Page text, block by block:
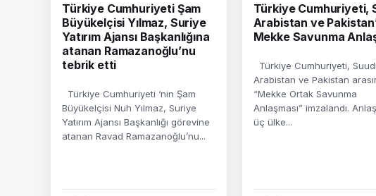
Türkiye Cumhuriyeti Şam
Büyükelçisi Yılmaz, Suriye
Yatırım Ajansı Başkanlığına
atanan Ramazanoğlu’nu
tebrik etti
Türkiye Cumhuriyeti ‘nin Şam
Büyükelçisi Nuh Yılmaz, Suriye
Yatırım Ajansı Başkanlığı görevine
atanan Ravad Ramazanoğlu’nu...
Türkiye Cumhuriyeti,
Arabistan ve
Mekke Savunma
Türkiye Cumhuriyeti, Suudi
Arabistan ve Pakistan
“Mekke Ortak Savunma
Anlaşması” imzalandı.
üç ülke...